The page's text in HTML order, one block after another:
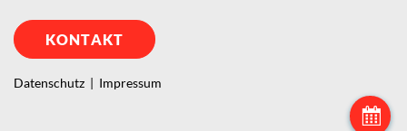
KONTAKT
Datenschutz | Impressum